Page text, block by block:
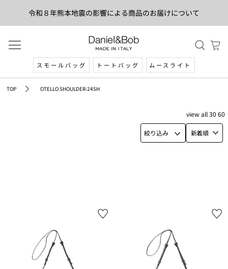
令和８年熊本地震の影響による商品のお届けについて
スモールバッグ トートバッグ ムースライト
TOP OTELLO SHOULDER-24SH
絞り込み 新着順
viewall30 60